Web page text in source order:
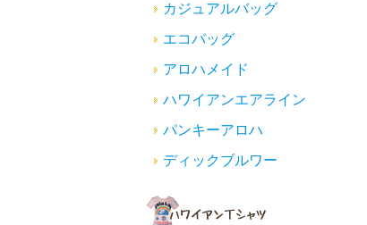
カジュアルバッグ
エコバッグ
アロハメイド
ハワイアンエアライン
パンキーアロハ
ディックブルワー